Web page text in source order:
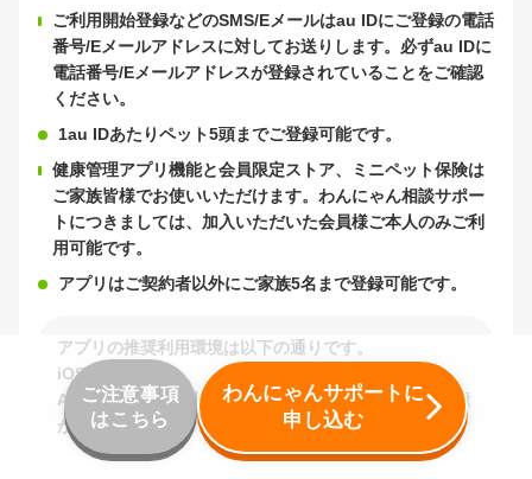
ご利用開始登録などのSMS/Eメールはau IDにご登録の電話
番号/Eメールアドレスに対してお送りします。必ずau IDに
電話番号/Eメールアドレスが登録されていることをご確認
ください。
1au IDあたりペット5頭までご登録可能です。
健康管理アプリ機能と会員限定ストア、ミニペット保険は
ご家族皆様でお使いいただけます。わんにゃん相談サポー
トにつきましては、加入いただいた会員様ご本人のみご利
用可能です。
アプリはご契約者以外にご家族5名まで登録可能です。
アプリの推奨利用環境は以下の通りです。
iOS : 15.0 以上
Android : 10.0以上（※一部サポートされていない機種
がございます）
ご注意事項
はこちら
わんにゃんサポートに
申し込む